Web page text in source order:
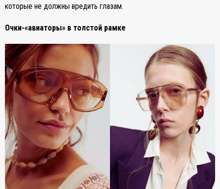
которые не должны вредить глазам.
Очки-«авиаторы» в толстой рамке